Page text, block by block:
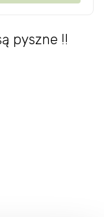
pyszne !!